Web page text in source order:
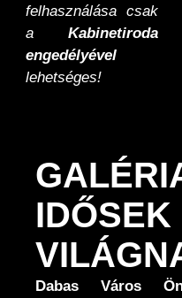
felhasználása csak
a Kabinetiroda
engedélyével
lehetséges!
IDŐSEK
Dabas Város